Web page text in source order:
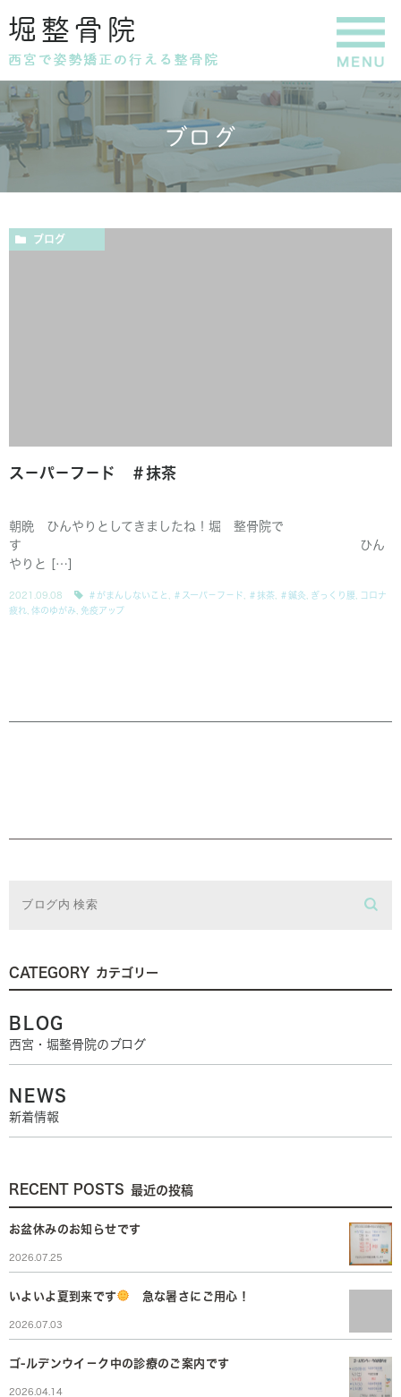
ブログ
ブログ
ス－パ－フ－ド ＃抹茶
朝晩 ひんやりとしてきましたね！堀 整骨院で
す ひん
やりと […]
2021.09.08 ＃がまんしないこと ＃スーパ－フ－ド ＃抹茶 ＃鍼灸 ぎっくり腰
コロナ
疲れ
体のゆがみ 免疫アップ
CATEGORY カテゴリー
BLOG
西宮・堀整骨院のブログ
NEWS
新着情報
RECENT POSTS 最近の投稿
お盆休みのお知らせです
2026.07.25
いよいよ夏到来です 急な暑さにご用心！
2026.07.03
ゴ-ルデンウイ－ク中の診療のご案内です
2026.04.14